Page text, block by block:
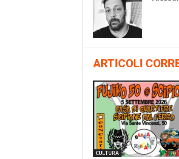
ARTICOLI
CULTURA